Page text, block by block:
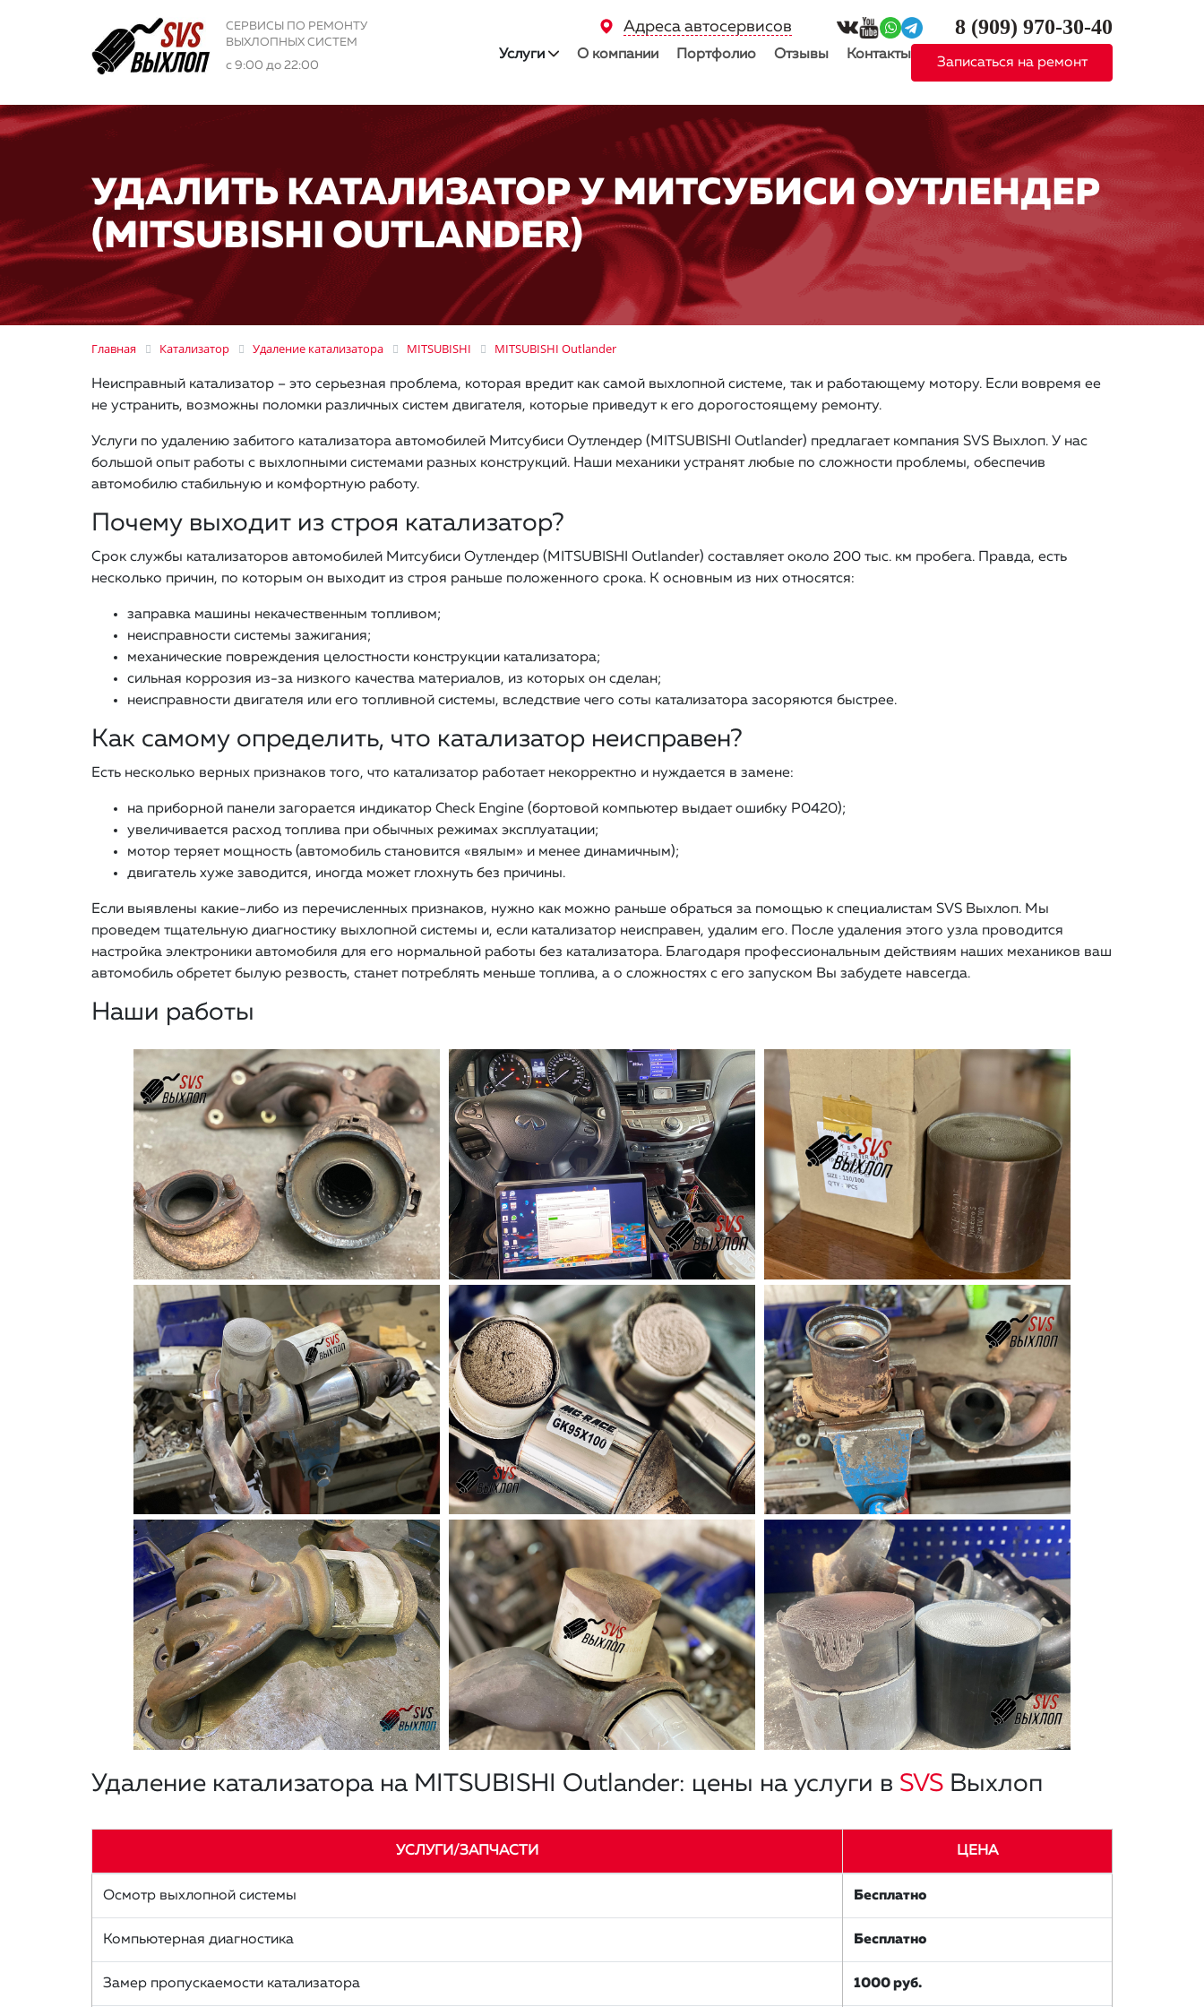
СЕРВИСЫ ПО РЕМОНТУ
ВЫХЛОПНЫХ СИСТЕМ
с 9:00 до 22:00
Адреса автосервисов 8 (909) 970-30-40
Услуги О компании Портфолио Отзывы Контакты
Записаться на ремонт
УДАЛИТЬ КАТАЛИЗАТОР У МИТСУБИСИ ОУТЛЕНДЕР
(MITSUBISHI OUTLANDER)
Главная Катализатор Удаление катализатора MITSUBISHI MITSUBISHI Outlander
Неисправный катализатор – это серьезная проблема, которая вредит как самой выхлопной системе, так и работающему мотору. Если вовремя ее
не устранить, возможны поломки различных систем двигателя, которые приведут к его дорогостоящему ремонту.
Услуги по удалению забитого катализатора автомобилей Митсубиси Оутлендер (MITSUBISHI Outlander) предлагает компания SVS Выхлоп. У нас
большой опыт работы с выхлопными системами разных конструкций. Наши механики устранят любые по сложности проблемы, обеспечив
автомобилю стабильную и комфортную работу.
Почему выходит из строя катализатор?
Срок службы катализаторов автомобилей Митсубиси Оутлендер (MITSUBISHI Outlander) составляет около 200 тыс. км пробега. Правда, есть
несколько причин, по которым он выходит из строя раньше положенного срока. К основным из них относятся:
заправка машины некачественным топливом;
неисправности системы зажигания;
механические повреждения целостности конструкции катализатора;
сильная коррозия из-за низкого качества материалов, из которых он сделан;
неисправности двигателя или его топливной системы, вследствие чего соты катализатора засоряются быстрее.
Как самому определить, что катализатор неисправен?
Есть несколько верных признаков того, что катализатор работает некорректно и нуждается в замене:
на приборной панели загорается индикатор Check Engine (бортовой компьютер выдает ошибку Р0420);
увеличивается расход топлива при обычных режимах эксплуатации;
мотор теряет мощность (автомобиль становится «вялым» и менее динамичным);
двигатель хуже заводится, иногда может глохнуть без причины.
Если выявлены какие-либо из перечисленных признаков, нужно как можно раньше обраться за помощью к специалистам SVS Выхлоп. Мы
проведем тщательную диагностику выхлопной системы и, если катализатор неисправен, удалим его. После удаления этого узла проводится
настройка электроники автомобиля для его нормальной работы без катализатора. Благодаря профессиональным действиям наших механиков ваш
автомобиль обретет былую резвость, станет потреблять меньше топлива, а о сложностях с его запуском Вы забудете навсегда.
Наши работы
Удаление катализатора на MITSUBISHI Outlander: цены на услуги в SVS Выхлоп
УСЛУГИ/ЗАПЧАСТИ ЦЕНА
Осмотр выхлопной системы Бесплатно
Компьютерная диагностика Бесплатно
Замер пропускаемости катализатора 1000 руб.